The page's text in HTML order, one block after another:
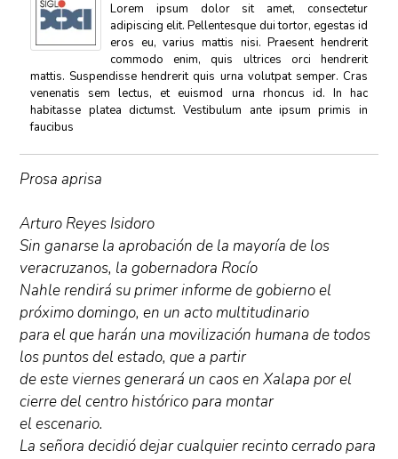
Lorem ipsum dolor sit amet, consectetur
adipiscing elit. Pellentesque dui tortor, egestas id
eros eu, varius mattis nisi. Praesent hendrerit
commodo enim, quis ultrices orci hendrerit
mattis. Suspendisse hendrerit quis urna volutpat semper. Cras
venenatis sem lectus, et euismod urna rhoncus id. In hac
habitasse platea dictumst. Vestibulum ante ipsum primis in
faucibus
Prosa aprisa
Arturo Reyes Isidoro
Sin ganarse la aprobación de la mayoría de los
veracruzanos, la gobernadora Rocío
Nahle rendirá su primer informe de gobierno el
próximo domingo, en un acto multitudinario
para el que harán una movilización humana de todos
los puntos del estado, que a partir
de este viernes generará un caos en Xalapa por el
cierre del centro histórico para montar
el escenario.
La señora decidió dejar cualquier recinto cerrado para